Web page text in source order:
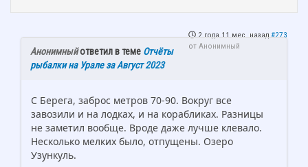
2 года 11 мес. назад #273
от Анонимный
Анонимныйответил в теме Отчёты
рыбалки на Урале за Август 2023
С Берега, заброс метров 70-90. Вокруг все
завозили и на лодках, и на корабликах. Разницы
не заметил вообще. Вроде даже лучше клевало.
Несколько мелких было, отпущены. Озеро
Узункуль.